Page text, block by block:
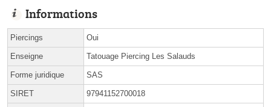
Informations
Piercings Oui
Enseigne Tatouage Piercing Les Salauds
Forme juridique SAS
SIRET 97941152700018